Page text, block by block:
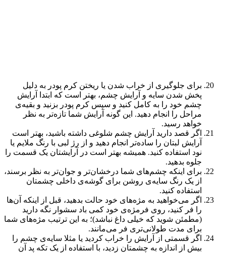
برای جلوگیری از خراب شدن یا ریختن کرم پودر به دلیل
پخش شدن سایه و آرایش چشم، بهتر است که ابتدا آرایش
چشم خود را به کامل کنید و سپس کرم پودر بزنید و بقیه‌ی
مراحل را انجام دهید. این گونه آرایش شما تازه‌تر به نظر
خواهد رسید.
اگر قصد دارید آرایش چشم شلوغی داشته باشید، بهتر است
آرایش لبتان را ساده‌تر انجام دهید و از رژ لبی با رنگ ملایم یا
نود استفاده کنید. همیشه بهتر است در آرایشتان یک قسمت را
جلوه بدهید.
برای اینکه چشم‌های شما درخشان‌تر و جوان‌تر به نظر برسند،
از یک رنگ سایه‌ی روشن برای گوشه‌ی داخلی چشمتان
استفاده کنید.
اگر می‌خواهید به مژه‌های خود حالت بدهید، قبل از اینکه آن‌ها
را فر کنید، روی فرمژه‌ی خود کمی باد سشوار نگه دارید
(مطمئن شوید که خیلی داغ نباشد)؛ به این ترتیب مژه‌های شما
برای مدت طولانی‌تری فر می‌مانند.
اگر قسمتی از آرایش را خراب کردید یا مثلا سایه‌ی چشم را
بیش از اندازه به چشمتان زدید، با استفاده از یک تکه پد آن